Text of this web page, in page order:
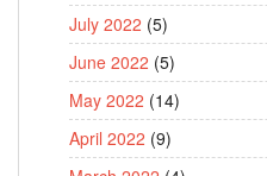
July 2022 (5)
June 2022 (5)
May 2022 (14)
April 2022 (9)